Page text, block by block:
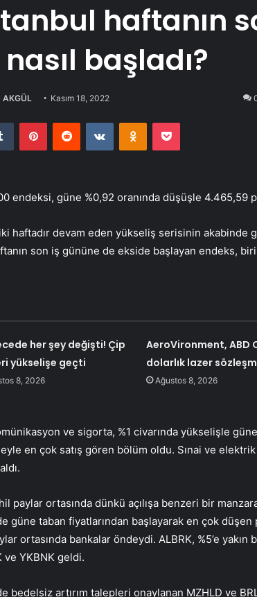
haftanın
başladı?
AKGÜL Kasım 18, 2022
Tumblr PinterestReddit VKontakteOdnoklassniki
Pocket
endeksi, güne %0,92 oranında düşüşle 4.465,59
haftadır devam eden yükseliş serisinin akabinde
son iş gününe de ekside başlayan endeks,
her şey değişti! Çip
yükselişe geçti
8, 2026
AeroVironment, ABD
dolarlık lazer
Ağustos 8, 2026
ve sigorta, %1 civarında yükselişle
en çok satış gören bölüm oldu. Sınai ve elektrik
paylar ortasında dünkü açılışa benzeri bir
güne taban fiyatlarından başlayarak en çok
ortasında bankalar öndeydi. ALBRK, %5’e yakın
ve YKBNK geldi.
bedelsiz artırım talepleri onaylanan MZHLD ve